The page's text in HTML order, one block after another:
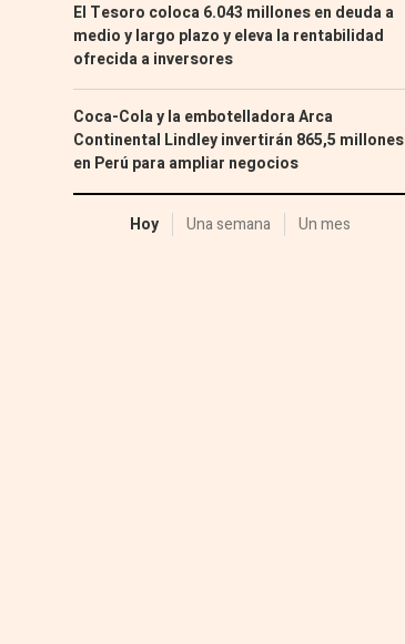
El Tesoro coloca 6.043 millones en deuda a
medio y largo plazo y eleva la rentabilidad
ofrecida a inversores
Coca-Cola y la embotelladora Arca
Continental Lindley invertirán 865,5 millones
en Perú para ampliar negocios
Hoy Una semana Un mes